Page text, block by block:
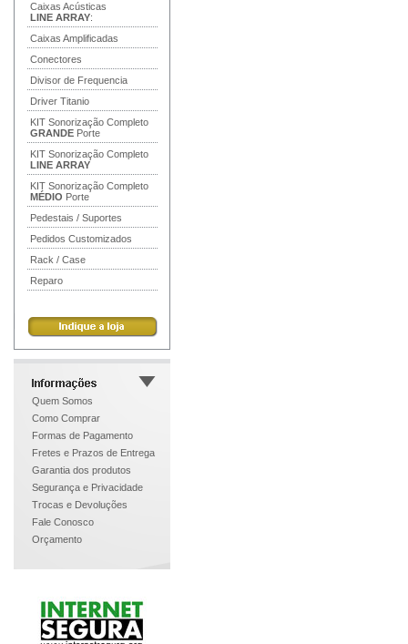
Caixas Acústicas
LINE ARRAY:
Caixas Amplificadas
Conectores
Divisor de Frequencia
Driver Titanio
KIT Sonorização Completo
GRANDE Porte
KIT Sonorização Completo
LINE ARRAY
KIT Sonorização Completo
MÉDIO Porte
Pedestais / Suportes
Pedidos Customizados
Rack / Case
Reparo
Quem Somos
Como Comprar
Formas de Pagamento
Fretes e Prazos de Entrega
Garantia dos produtos
Segurança e Privacidade
Trocas e Devoluções
Fale Conosco
Orçamento